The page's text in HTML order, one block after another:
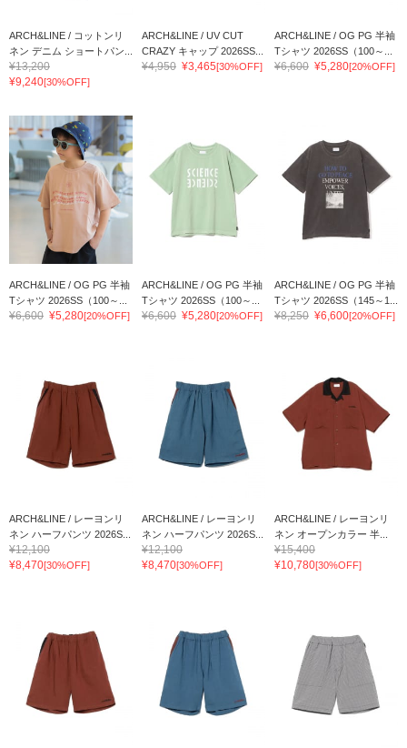
ARCH&LINE / コットンリ
ネン デニム ショートパン...
¥13,200
¥9,240[30%OFF]
ARCH&LINE / UV CUT
CRAZY キャップ 2026SS...
¥4,950 ¥3,465[30%OFF]
ARCH&LINE / OG PG 半袖
Tシャツ 2026SS（100～...
¥6,600 ¥5,280[20%OFF]
ARCH&LINE / OG PG 半袖
Tシャツ 2026SS（100～...
¥6,600 ¥5,280[20%OFF]
ARCH&LINE / OG PG 半袖
Tシャツ 2026SS（100～...
¥6,600 ¥5,280[20%OFF]
ARCH&LINE / OG PG 半袖
Tシャツ 2026SS（145～1...
¥8,250 ¥6,600[20%OFF]
ARCH&LINE / レーヨンリ
ネン ハーフパンツ 2026S...
¥12,100
¥8,470[30%OFF]
ARCH&LINE / レーヨンリ
ネン ハーフパンツ 2026S...
¥12,100
¥8,470[30%OFF]
ARCH&LINE / レーヨンリ
ネン オープンカラー 半...
¥15,400
¥10,780[30%OFF]